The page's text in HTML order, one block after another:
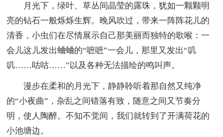
月光下，绿叶、草丛间晶莹的露珠，犹如一颗颗明
亮的钻石一般烁烁生辉。晚风吹过，带来一阵阵花儿的
清香，小虫们在尽情展示自己那美丽而独特的歌喉：一
会儿这儿发出蛐蛐的“嗻嗻”一会儿，那里又发出“叽
叽……咕咕……”以及各种无法描绘的鸣叫声。
漫步在柔和的月光下，静静聆听着那自然又纯净
的“小夜曲”，杂乱之间错落有致，随意之间又节奏分
明，使人陶醉。不知不觉间，我们就转到了开满荷花的
小池塘边。